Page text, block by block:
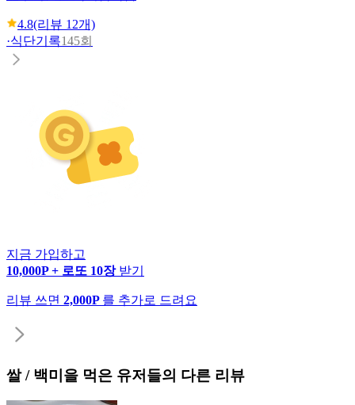
4.8(리뷰 12개)
·식단기록145회
지금 가입하고
10,000P + 로또 10장 받기
리뷰 쓰면 2,000P 를 추가로 드려요
쌀 / 백미 을 먹은 유저들의 다른 리뷰